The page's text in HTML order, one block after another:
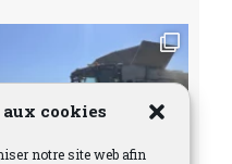
cookies
notre site web afin